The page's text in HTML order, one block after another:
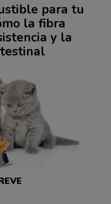
para tu
la fibra
y la